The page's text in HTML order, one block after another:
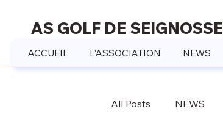
ACCUEIL L'ASSOCIATION NEWS
AS GOLF DE SEIGNOSSE
All Posts NEWS